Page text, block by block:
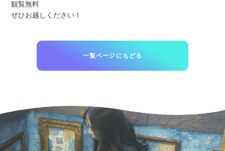
観覧無料
ぜひお越しください！
一覧ページにもどる